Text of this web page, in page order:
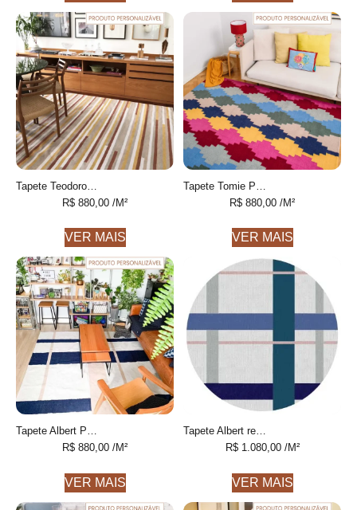
R$ 880,00 /M²
VER MAIS
R$ 880,00 /M²
VER MAIS
Tapete Albert Personalizável desenhado feito à mão, 100% Algodão reciclado
R$ 880,00 /M²
VER MAIS
Tapete Albert redondo 3 desenhado feito à mão, 100% algodão reciclado
R$1.080,00/M²
VER MAIS